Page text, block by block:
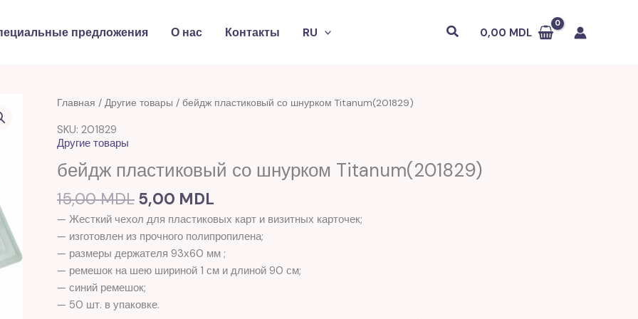
предложения О нас Контакты RU Поиск0,00 MDL
Главная / Другие товары / бейдж пластиковый со шнурком Titanum(201829)
SKU: 201829
Другие товары
бейдж пластиковый со шнурком Titanum(201829)
15,00MDL
Первоначальная
5,00 MDL
Текущая
— Жесткий чехол для пластиковых карт и визитных карточек;
— изготовлен из прочного полипропилена;
— размеры держателя 93х60 мм ;
— ремешок на шею шириной 1 см и длиной 90 см;
— синий ремешок;
— 50 шт. в упаковке.
Количество
бейдж
пластиковый
со
Titanum(201829)